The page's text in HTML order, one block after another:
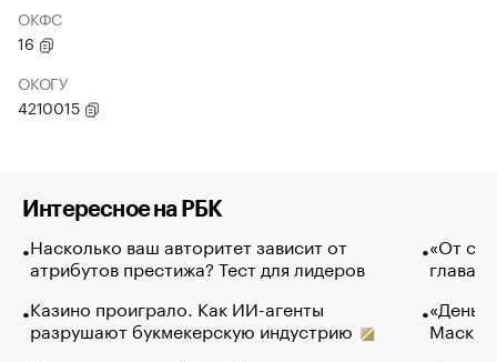
ОКФС
16
ОКОГУ
4210015
Интересное на РБК
Насколько ваш авторитет зависит от
атрибутов престижа? Тест для лидеров
Казино проиграло. Как ИИ-агенты
разрушают букмекерскую индустрию
«От
глава
Маск в